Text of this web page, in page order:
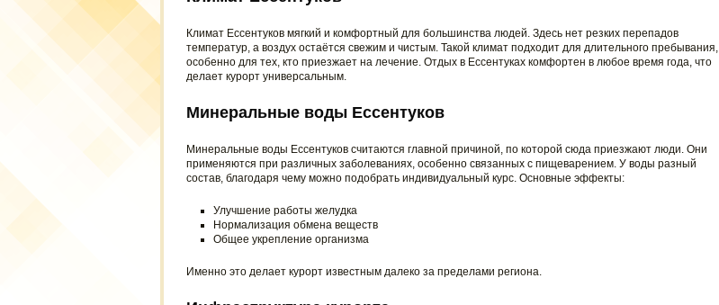
Климат Ессентуков мягкий и комфортный для большинства людей. Здесь нет резких перепадов
температур, а воздух остаётся свежим и чистым. Такой климат подходит для длительного пребывания,
особенно для тех, кто приезжает на лечение. Отдых в Ессентуках комфортен в любое время года, что
делает курорт универсальным.
Минеральные воды Ессентуков
Минеральные воды Ессентуков считаются главной причиной, по которой сюда приезжают люди. Они
применяются при различных заболеваниях, особенно связанных с пищеварением. У воды разный
состав, благодаря чему можно подобрать индивидуальный курс. Основные эффекты:
Улучшение работы желудка
Нормализация обмена веществ
Общее укрепление организма
Именно это делает курорт известным далеко за пределами региона.